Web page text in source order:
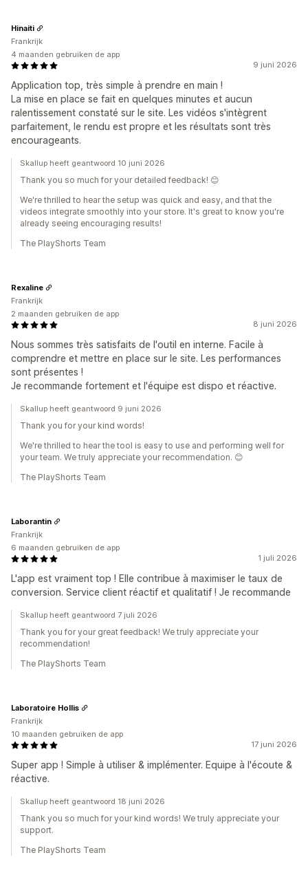
9 juni 2026
Application top, très simple à prendre en main !
La mise en place se fait en quelques minutes et aucun
ralentissement constaté sur le site. Les vidéos s'intègrent
parfaitement, le rendu est propre et les résultats sont très
encourageants.
Hinaiti
Frankrijk
4 maanden gebruiken de app
Skallup heeft geantwoord 10 juni 2026
Thank you so much for your detailed feedback! 😊
We're thrilled to hear the setup was quick and easy, and that the
videos integrate smoothly into your store. It's great to know you're
already seeing encouraging results!
The PlayShorts Team
8 juni 2026
Nous sommes très satisfaits de l'outil en interne. Facile à
comprendre et mettre en place sur le site. Les performances
sont présentes !
Je recommande fortement et l'équipe est dispo et réactive.
Rexaline
Frankrijk
2 maanden gebruiken de app
Skallup heeft geantwoord 9 juni 2026
Thank you for your kind words!
We're thrilled to hear the tool is easy to use and performing well for
your team. We truly appreciate your recommendation. 😊
The PlayShorts Team
1 juli 2026
L'app est vraiment top ! Elle contribue à maximiser le taux de
conversion. Service client réactif et qualitatif ! Je recommande
Laborantin
Frankrijk
6 maanden gebruiken de app
Skallup heeft geantwoord 7 juli 2026
Thank you for your great feedback! We truly appreciate your
recommendation!
The PlayShorts Team
17 juni 2026
Super app ! Simple à utiliser & implémenter. Equipe à l'écoute &
réactive.
Laboratoire Hollis
Frankrijk
10 maanden gebruiken de app
Skallup heeft geantwoord 18 juni 2026
Thank you so much for your kind words! We truly appreciate your
support.
The PlayShorts Team